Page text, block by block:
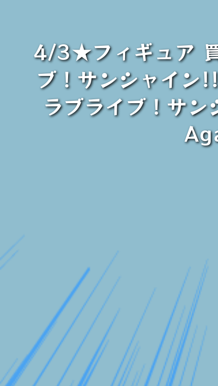
4/3★フィギュア
ブ！サンシャイ
ラブライブ！サ